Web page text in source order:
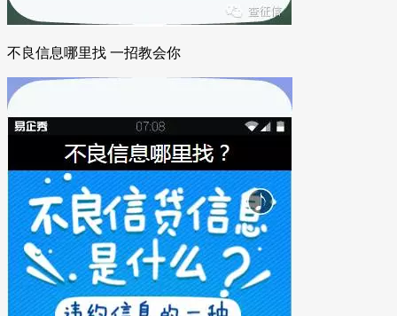
不良信息哪里找 一招教会你